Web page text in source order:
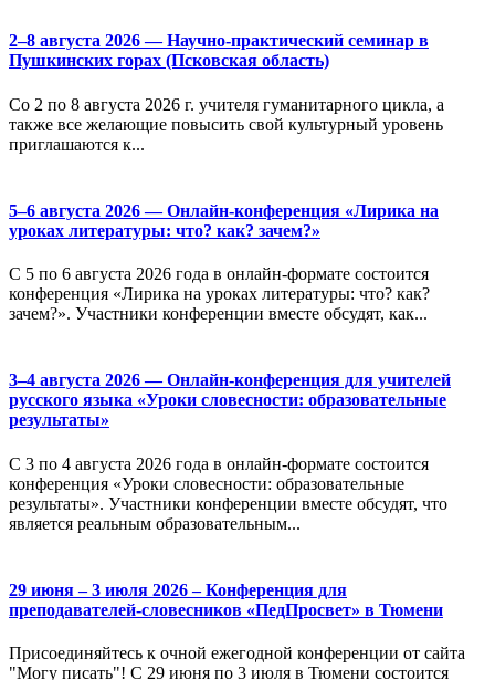
2–8 августа 2026 — Научно-практический семинар в
Пушкинских горах (Псковская область)
Со 2 по 8 августа 2026 г. учителя гуманитарного цикла, а
также все желающие повысить свой культурный уровень
приглашаются к...
5–6 августа 2026 — Онлайн-конференция «Лирика на
уроках литературы: что? как? зачем?»
С 5 по 6 августа 2026 года в онлайн-формате состоится
конференция «Лирика на уроках литературы: что? как?
зачем?». Участники конференции вместе обсудят, как...
3–4 августа 2026 — Онлайн-конференция для учителей
русского языка «Уроки словесности: образовательные
результаты»
С 3 по 4 августа 2026 года в онлайн-формате состоится
конференция «Уроки словесности: образовательные
результаты». Участники конференции вместе обсудят, что
является реальным образовательным...
29 июня – 3 июля 2026 – Конференция для
преподавателей-словесников «ПедПросвет» в Тюмени
Присоединяйтесь к очной ежегодной конференции от сайта
"Могу писать"! С 29 июня по 3 июля в Тюмени состоится